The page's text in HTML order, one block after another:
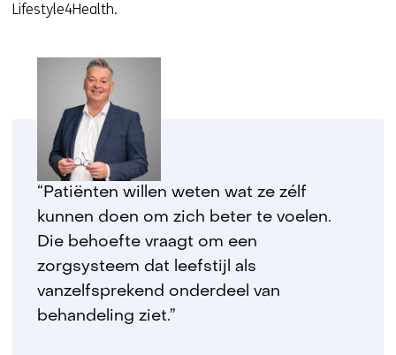
Lifestyle4Health.
“Patiënten willen weten wat ze zélf
kunnen doen om zich beter te voelen.
Die behoefte vraagt om een
zorgsysteem dat leefstijl als
vanzelfsprekend onderdeel van
behandeling ziet.”